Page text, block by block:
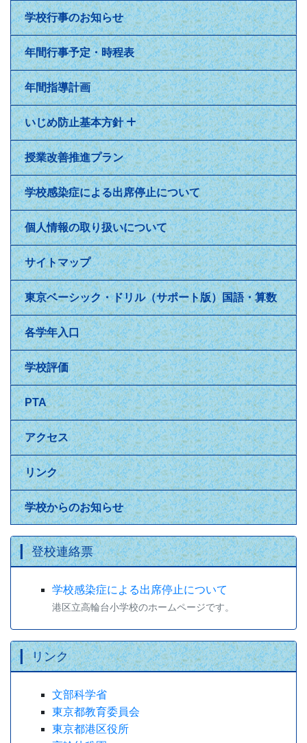
学校行事のお知らせ
年間行事予定・時程表
年間指導計画
いじめ防止基本方針
授業改善推進プラン
学校感染症による出席停止について
個人情報の取り扱いについて
サイトマップ
東京ベーシック・ドリル（サポート版）国語・算数
各学年入口
学校評価
PTA
アクセス
リンク
学校からのお知らせ
登校連絡票
学校感染症による出席停止について
港区立高輪台小学校のホームページです。
リンク
文部科学省
東京都教育委員会
東京都港区役所